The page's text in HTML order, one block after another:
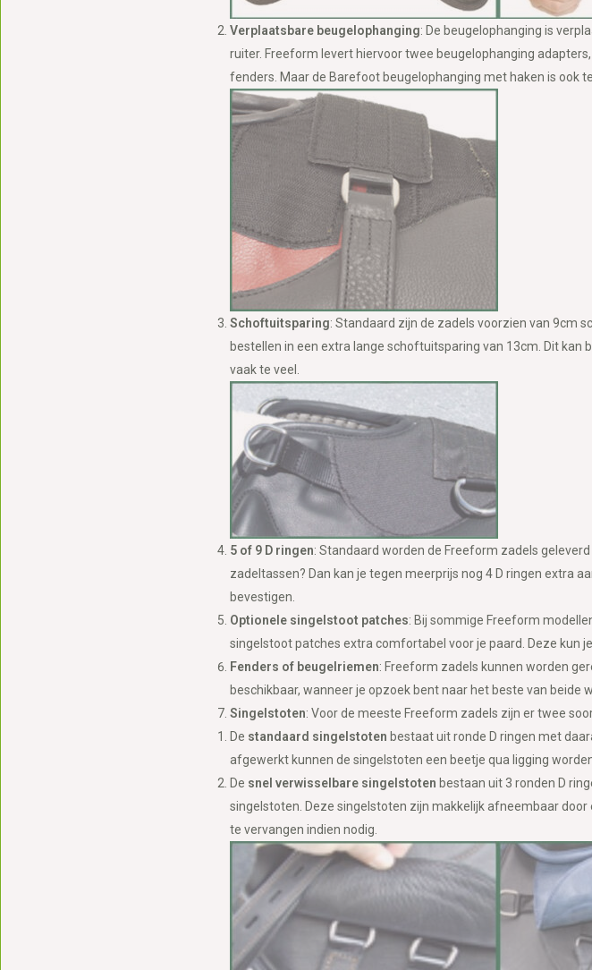
Verplaatsbare beugelophanging: De beugelophanging is
ruiter. Freeform levert hiervoor twee beugelophanging
fenders. Maar de Barefoot beugelophanging met haken is ook
Schoftuitsparing: Standaard zijn de zadels voorzien van 9cm
bestellen in een extra lange schoftuitsparing van 13cm. Dit kan
vaak te veel.
5 of 9 D ringen: Standaard worden de Freeform zadels
zadeltassen? Dan kan je tegen meerprijs nog 4 D ringen extra
bevestigen.
Optionele singelstoot patches: Bij sommige Freeform
singelstoot patches extra comfortabel voor je paard. Deze kun
Fenders of beugelriemen: Freeform zadels kunnen worden
beschikbaar, wanneer je opzoek bent naar het beste van beide
Singelstoten: Voor de meeste Freeform zadels zijn er twee
De standaard singelstoten bestaat uit ronde D ringen met
afgewerkt kunnen de singelstoten een beetje qua ligging
De snel verwisselbare singelstoten bestaan uit 3 ronden D
singelstoten. Deze singelstoten zijn makkelijk afneembaar
te vervangen indien nodig.